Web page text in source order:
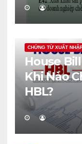
CHỨNG TỪ XUẤT
House
Khi Nào
HBL?